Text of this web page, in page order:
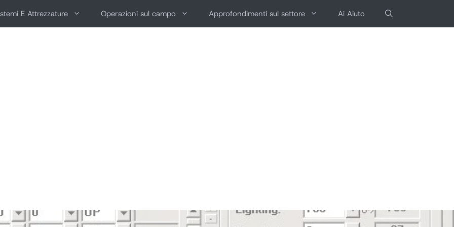
E Attrezzature Operazioni sul campo Approfondimenti sul settore Ai Aiuto